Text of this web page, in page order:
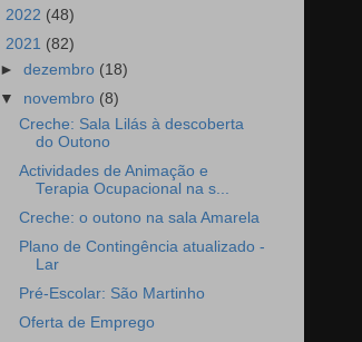
2022 (48)
2021 (82)
►dezembro (18)
▼ novembro (8)
Creche: Sala Lilás à descoberta
do Outono
Actividades de Animação e
Terapia Ocupacional na s...
Creche: o outono na sala Amarela
Plano de Contingência atualizado -
Lar
Pré-Escolar: São Martinho
Oferta de Emprego